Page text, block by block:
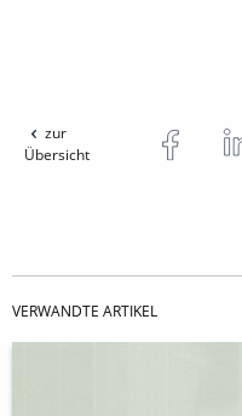
zur
Übersicht
VERWANDTE ARTIKEL